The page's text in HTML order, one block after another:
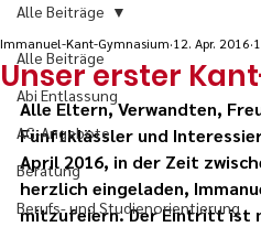
Alle Beiträge
Abi Entlassung
AG-Angebote
Beratung
Berufs- und Studienorientierung
Alle Beiträge
Unser erster
Immanuel-Kant-Gymnasium 12. Apr. 2016
Alle Eltern, Verwandten,
Fünftklässler und
April 2016, in der Zeit
herzlich eingeladen,
mitzufeiern. Der Eintritt ist